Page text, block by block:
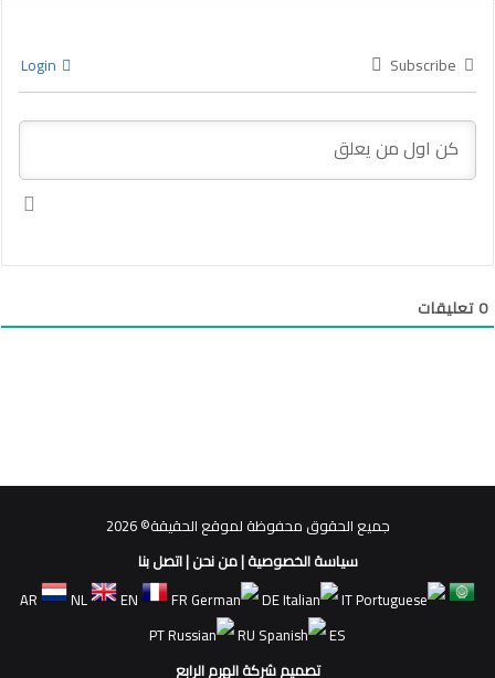
Subscribe
0تعليقات
جميع الحقوق محفوظة لموقع الحقيقة© 2026
سياسة الخصوصية|من نحن|اتصل بنا
AR
NL EN FR DE
IT
PT
RU
ES
تصميم شركة الهرم الرابع